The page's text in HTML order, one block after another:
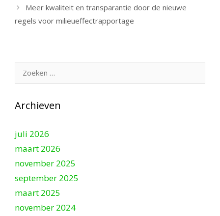
Meer kwaliteit en transparantie door de nieuwe
regels voor milieueffectrapportage
Archieven
juli 2026
maart 2026
november 2025
september 2025
maart 2025
november 2024